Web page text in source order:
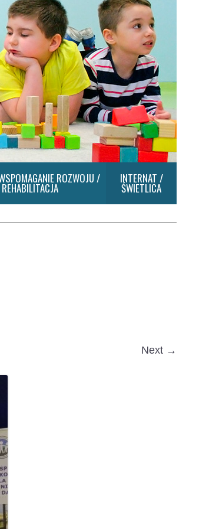
ROZWOJU /
REHABILITACJA
INTERNAT /
ŚWIETLICA
Next →